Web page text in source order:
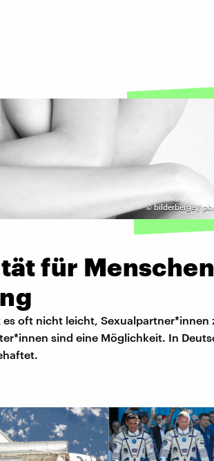
©bilderberge /
für Menschen
oft nicht leicht, Sexualpartner*innen
sind eine Möglichkeit. In